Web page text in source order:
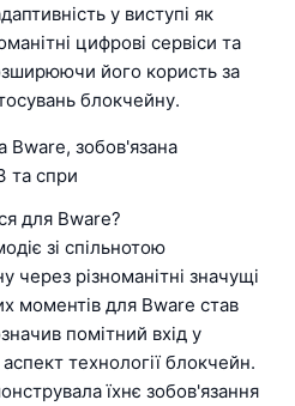
у виступі як
цифрові сервіси та
його користь за
блокчейну.
Bware, зобов'язана
та спри
для Bware?
зі спільнотою
через різноманітні значущі
моментів для Bware став
помітний вхід у
технології блокчейн.
їхнє зобов'язання